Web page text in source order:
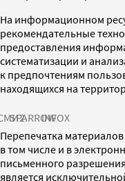
На информационном
рекомендательные
предоставления
систематизации и
к предпочтениям
находящихся на
SPARROWINFOX
Перепечатка
в том числе и в
письменного
является